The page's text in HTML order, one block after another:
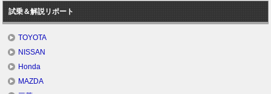
試乗＆解説リポート
TOYOTA
NISSAN
Honda
MAZDA